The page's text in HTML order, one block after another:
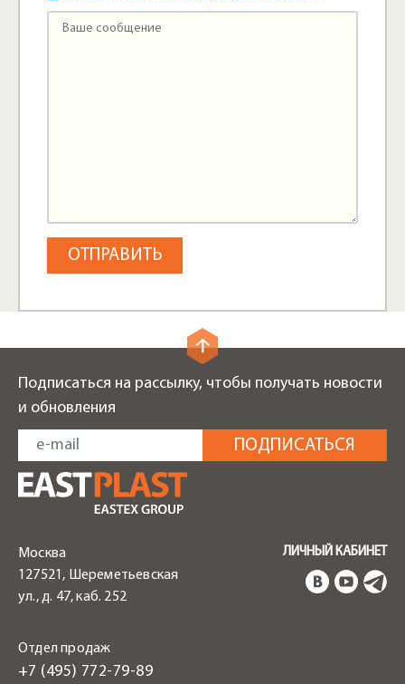
Подписаться на рассылку, чтобы получать новости
и обновления
Москва
127521, Шереметьевская
ул., д. 47, каб. 252
Отдел продаж
+7 (495) 772-79-89
ЛИЧНЫЙ КАБИНЕТ